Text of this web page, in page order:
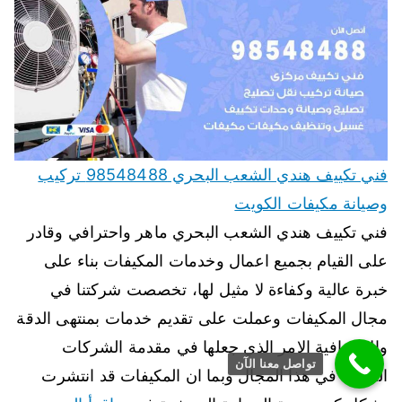
فني تكييف هندي الشعب البحري 98548488 تركيب
وصيانة مكيفات الكويت
فني تكييف هندي الشعب البحري ماهر واحترافي وقادر
على القيام بجميع اعمال وخدمات المكيفات بناء على
خبرة عالية وكفاءة لا مثيل لها، تخصصت شركتنا في
مجال المكيفات وعملت على تقديم خدمات بمنتهى الدقة
والاحترافية الامر الذي جعلها في مقدمة الشركات
العاملة في هذا المجال وبما ان المكيفات قد انتشرت
تواصل معنا الآن